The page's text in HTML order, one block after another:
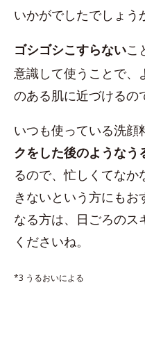
いかがでしたでしょう
ゴシゴシこすらないこ
意識して使うことで
のある肌に近づけるの
いつも使っている洗顔
クをした後のようなう
るので、忙しくてな
きないという方にもお
なる方は、日ごろのス
くださいね。
*3 うるおいによる